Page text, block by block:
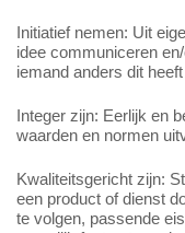
Initiatief nemen: Uit
idee communiceren
iemand anders dit
Integer zijn: Eerlijk en
waarden en normen
Kwaliteitsgericht zijn:
een product of dienst
te volgen, passende